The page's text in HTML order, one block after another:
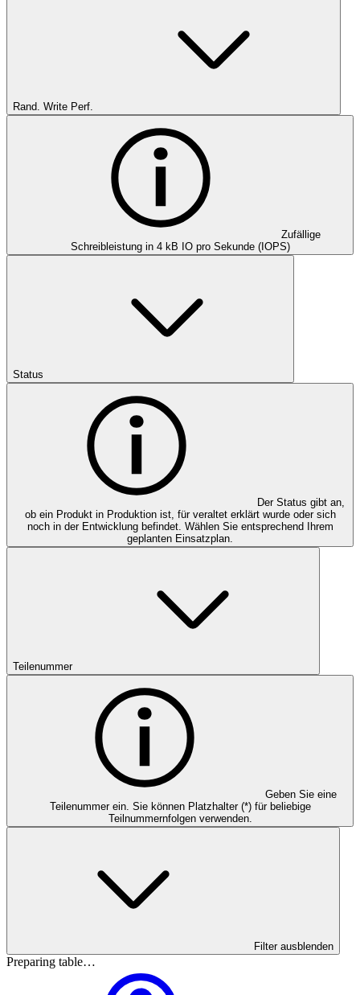
Rand. Write Perf.
Zufällige
Schreibleistung in 4 kB IO pro Sekunde (IOPS)
Status
Der Status gibt an,
ob ein Produkt in Produktion ist, für veraltet erklärt wurde oder sich
noch in der Entwicklung befindet. Wählen Sie entsprechend Ihrem
geplanten Einsatzplan.
Teilenummer
Geben Sie eine
Teilenummer ein. Sie können Platzhalter (*) für beliebige
Teilnummernfolgen verwenden.
Filter ausblenden
Preparing table…